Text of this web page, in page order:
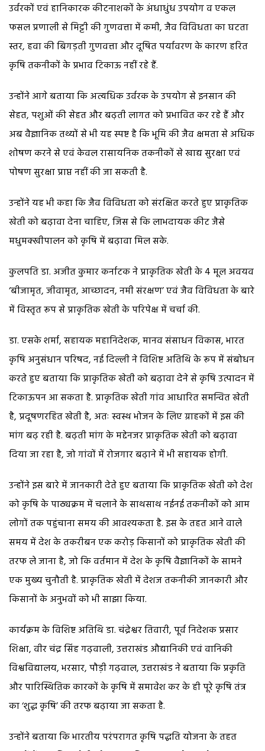
उर्वरकों एवं हानिकारक कीटनाशकों के अंधाधुंध उपयोग व एकल
फसल प्रणाली से मिट्टी की गुणवत्ता में कमी, जैव विविधता का घटता
स्तर, हवा की बिगड़ती गुणवत्ता और दूषित पर्यावरण के कारण हरित
कृषि तकनीकों के प्रभाव टिकाऊ नहीं रहे हैं.
उन्होंने आगे बताया कि अत्यधिक उर्वरक के उपयोग से इनसान की
सेहत, पशुओं की सेहत और बढ़ती लागत को प्रभावित कर रहे हैं और
अब वैज्ञानिक तथ्यों से भी यह स्पष्ट है कि भूमि की जैव क्षमता से अधिक
शोषण करने से एवं केवल रासायनिक तकनीकों से खाद्य सुरक्षा एवं
पोषण सुरक्षा प्राप्त नहीं की जा सकती है.
उन्होंने यह भी कहा कि जैव विविधता को संरक्षित करते हुए प्राकृतिक
खेती को बढ़ावा देना चाहिए, जिस से कि लाभदायक कीट जैसे
मधुमक्खीपालन को कृषि में बढ़ावा मिल सके.
कुलपति डा. अजीत कुमार कर्नाटक ने प्राकृतिक खेती के 4 मूल अवयव
‘बीजामृत, जीवामृत, आच्छादन, नमी संरक्षण’ एवं जैव विविधता के बारे
में विस्तृत रूप से प्राकृतिक खेती के परिपेक्ष में चर्चा की.
डा. एसके शर्मा, सहायक महानिदेशक, मानव संसाधन विकास, भारत
कृषि अनुसंधान परिषद, नई दिल्ली ने विशिष्ट अतिथि के रूप में संबोधन
करते हुए बताया कि प्राकृतिक खेती को बढ़ावा देने से कृषि उत्पादन में
टिकाऊपन आ सकता है. प्राकृतिक खेती गांव आधारित समन्वित खेती
है, प्रदूषणरहित खेती है, अतः स्वस्थ भोजन के लिए ग्राहकों में इस की
मांग बढ़ रही है. बढ़ती मांग के मद्देनजर प्राकृतिक खेती को बढ़ावा
दिया जा रहा है, जो गांवों में रोजगार बढ़ाने में भी सहायक होगी.
उन्होंने इस बारे में जानकारी देते हुए बताया कि प्राकृतिक खेती को देश
को कृषि के पाठ्यक्रम में चलाने के साथसाथ नईनई तकनीकों को आम
लोगों तक पहुंचाना समय की आवश्यकता है. इस के तहत आने वाले
समय में देश के तकरीबन एक करोड़ किसानों को प्राकृतिक खेती की
तरफ ले जाना है, जो कि वर्तमान में देश के कृषि वैज्ञानिकों के सामने
एक मुख्य चुनौती है. प्राकृतिक खेती में देशज तकनीकी जानकारी और
किसानों के अनुभवों को भी साझा किया.
कार्यक्रम के विशिष्ट अतिथि डा. चंद्रेश्वर तिवारी, पूर्व निदेशक प्रसार
शिक्षा, वीर चंद्र सिंह गढ़वाली, उत्तराखंड औद्यानिकी एवं वानिकी
विश्वविद्यालय, भरसार, पौड़ी गढ़वाल, उत्तराखंड ने बताया कि प्रकृति
और पारिस्थितिक कारकों के कृषि में समावेश कर के ही पूरे कृषि तंत्र
का ‘शुद्ध कृषि’ की तरफ बढ़ाया जा सकता है.
उन्होंने बताया कि भारतीय परंपरागत कृषि पद्धति योजना के तहत